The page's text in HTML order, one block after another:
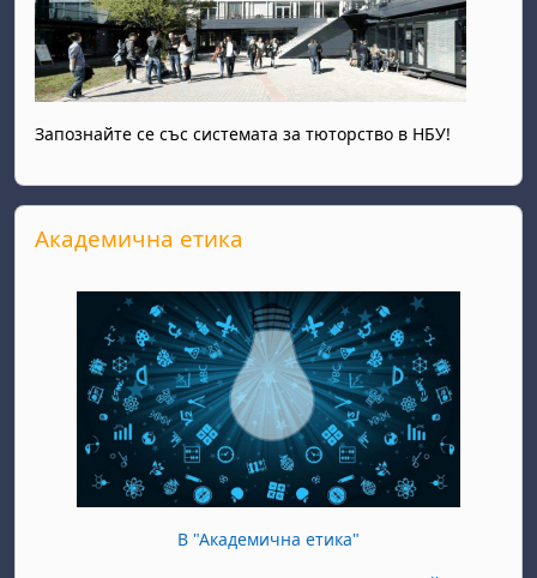
Запознайте се със системата за тюторство в НБУ!
Прескочи Академична етика
Академична етика
В "Академична етика"